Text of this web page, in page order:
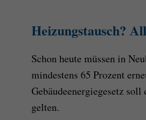
Heizungstausch?
Schon heute müssen in
mindestens 65 Prozent
Gebäudeenergiegesetz
gelten.